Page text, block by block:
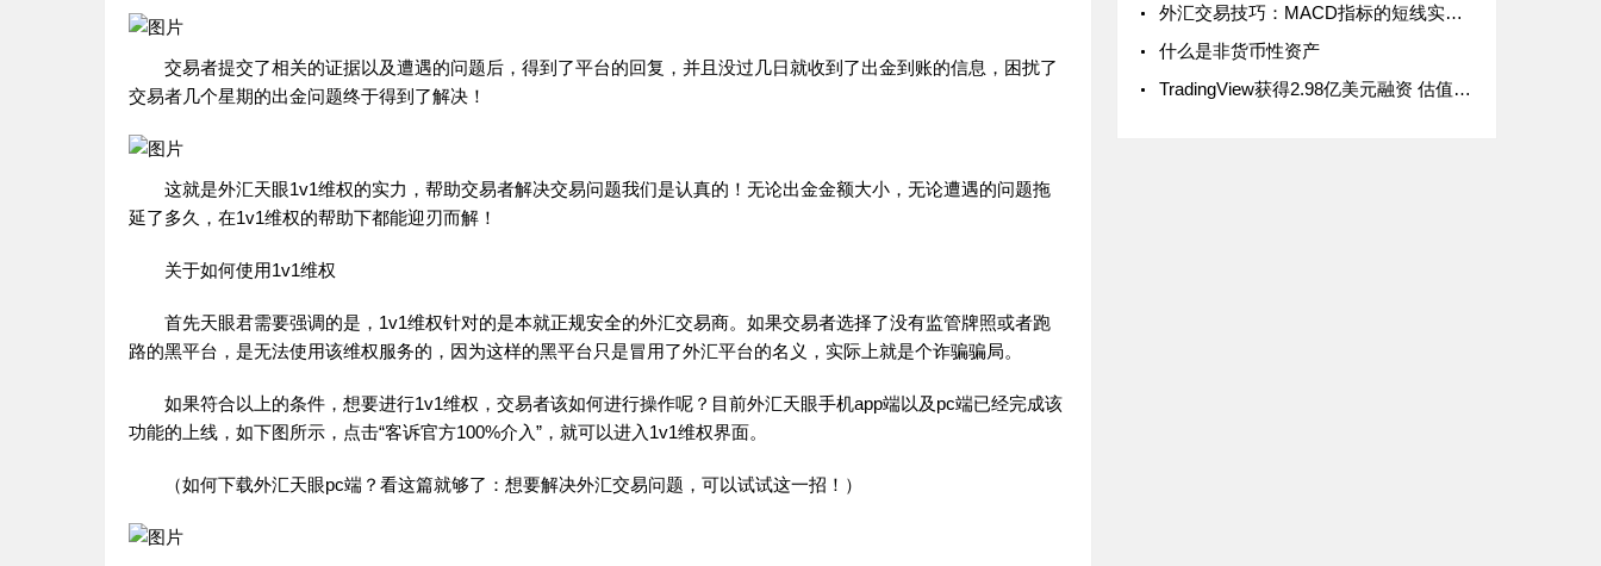
交易者提交了相关的证据以及遭遇的问题后，得到了平台的回复，并且没过几日就收到了出金到账的信息，困扰了
交易者几个星期的出金问题终于得到了解决！
这就是外汇天眼1v1维权的实力，帮助交易者解决交易问题我们是认真的！无论出金金额大小，无论遭遇的问题拖
延了多久，在1v1维权的帮助下都能迎刃而解！
关于如何使用1v1维权
首先天眼君需要强调的是，1v1维权针对的是本就正规安全的外汇交易商。如果交易者选择了没有监管牌照或者跑
路的黑平台，是无法使用该维权服务的，因为这样的黑平台只是冒用了外汇平台的名义，实际上就是个诈骗骗局。
如果符合以上的条件，想要进行1v1维权，交易者该如何进行操作呢？目前外汇天眼手机app端以及pc端已经完成该
功能的上线，如下图所示，点击“客诉官方100%介入”，就可以进入1v1维权界面。
（如何下载外汇天眼pc端？看这篇就够了：想要解决外汇交易问题，可以试试这一招！）
外汇交易技巧：MACD指标的短线实战技术
什么是非货币性资产
TradingView获得2.98亿美元融资 估值30亿美元